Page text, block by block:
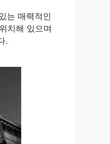
는 매력적인
치해 있으며
.